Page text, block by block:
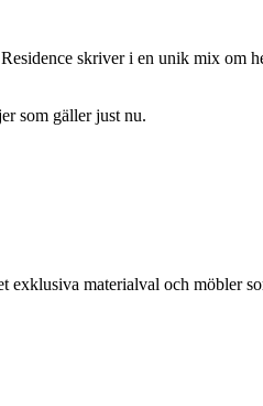
skriver i en unik mix om
som gäller just nu.
materialval och möbler